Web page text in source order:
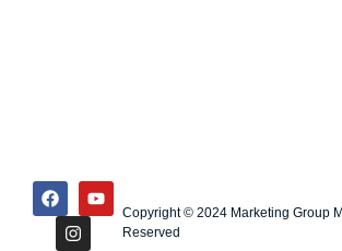
Copyright © 2024 Marketing Group
Reserved